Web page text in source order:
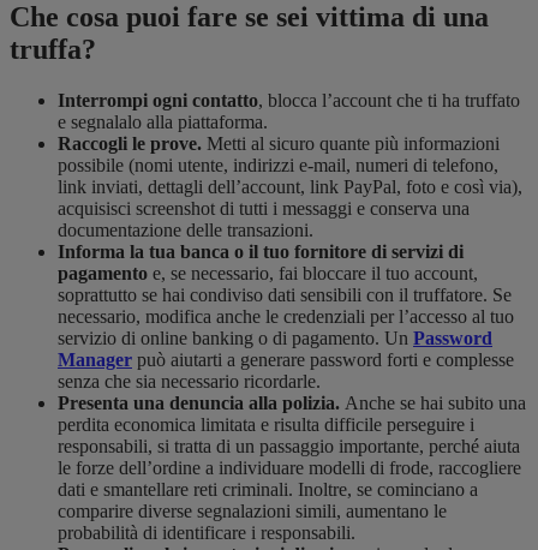
Che cosa puoi fare se sei vittima di una
truffa?
Interrompi ogni contatto, blocca l’account che ti ha truffato
e segnalalo alla piattaforma.
Raccogli le prove. Metti al sicuro quante più informazioni
possibile (nomi utente, indirizzi e-mail, numeri di telefono,
link inviati, dettagli dell’account, link PayPal, foto e così via),
acquisisci screenshot di tutti i messaggi e conserva una
documentazione delle transazioni.
Informa la tua banca o il tuo fornitore di servizi di
pagamento e, se necessario, fai bloccare il tuo account,
soprattutto se hai condiviso dati sensibili con il truffatore. Se
necessario, modifica anche le credenziali per l’accesso al tuo
servizio di online banking o di pagamento. Un Password
Manager può aiutarti a generare password forti e complesse
senza che sia necessario ricordarle.
Presenta una denuncia alla polizia. Anche se hai subito una
perdita economica limitata e risulta difficile perseguire i
responsabili, si tratta di un passaggio importante, perché aiuta
le forze dell’ordine a individuare modelli di frode, raccogliere
dati e smantellare reti criminali. Inoltre, se cominciano a
comparire diverse segnalazioni simili, aumentano le
probabilità di identificare i responsabili.